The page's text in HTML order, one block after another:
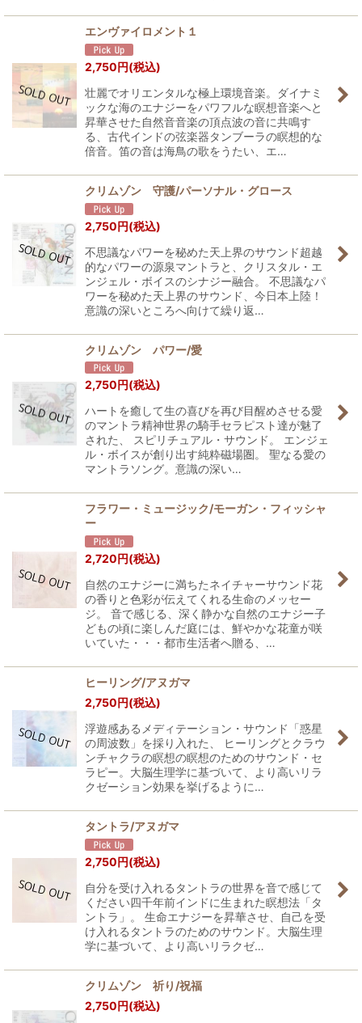
エンヴァイロメント１
2,750円(税込)
壮麗でオリエンタルな極上環境音楽。ダイナミ
ックな海のエナジーをパワフルな瞑想音楽へと
昇華させた自然音音楽の頂点波の音に共鳴す
る、古代インドの弦楽器タンブーラの瞑想的な
倍音。笛の音は海鳥の歌をうたい、エ…
クリムゾン 守護/パーソナル・グロース
2,750円(税込)
不思議なパワーを秘めた天上界のサウンド超越
的なパワーの源泉マントラと、クリスタル・エ
ンジェル・ボイスのシナジー融合。 不思議なパ
ワーを秘めた天上界のサウンド、今日本上陸！
意識の深いところへ向けて繰り返…
クリムゾン パワー/愛
2,750円(税込)
ハートを癒して生の喜びを再び目醒めさせる愛
のマントラ精神世界の騎手セラピスト達が魅了
された、 スピリチュアル・サウンド。 エンジェ
ル・ボイスが創り出す純粋磁場圏。 聖なる愛の
マントラソング。意識の深い…
フラワー・ミュージック/モーガン・フィッシャ
ー
2,720円(税込)
自然のエナジーに満ちたネイチャーサウンド花
の香りと色彩が伝えてくれる生命のメッセー
ジ。 音で感じる、深く静かな自然のエナジー子
どもの頃に楽しんだ庭には、鮮やかな花童が咲
いていた・・・都市生活者へ贈る、…
ヒーリング/アヌガマ
2,750円(税込)
浮遊感あるメディテーション・サウンド「惑星
の周波数」を採り入れた、 ヒーリングとクラウ
ンチャクラの瞑想の瞑想のためのサウンド・セ
ラピー。大脳生理学に基づいて、より高いリラ
クゼーション効果を挙げるように…
タントラ/アヌガマ
2,750円(税込)
自分を受け入れるタントラの世界を音で感じて
ください四千年前インドに生まれた瞑想法「タ
ントラ」。 生命エナジーを昇華させ、自己を受
け入れるタントラのためのサウンド。大脳生理
学に基づいて、より高いリラクゼ…
クリムゾン 祈り/祝福
2,750円(税込)